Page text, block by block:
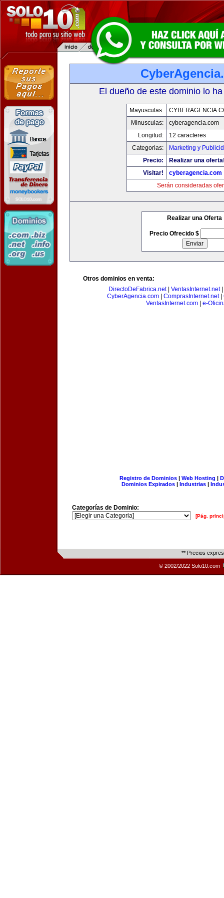
El dueño de este dominio lo
Mayusculas:
Minusculas:
cyberagencia.com
Longitud:
12 caracteres
Categorias:
Marketing y
Precio:
Realizar una
Visitar!
cyberagencia.com
Serán consideradas
Realizar una Oferta
Precio Ofrecido $
Otros dominios en venta:
DirectoDeFabrica.net| VentasInternet.net|
CyberAgencia.com| ComprasInternet.net|
VentasInternet.com
e-
Registro de Dominios| Web Hosting |
Dominios Expirados | Industrias |
Categorías de Dominio:
[Pág.
** Precios
© 2002/2022 Solo10.com